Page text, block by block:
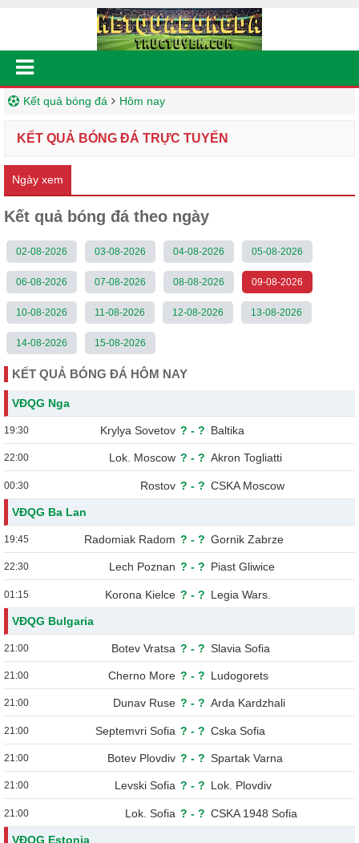
Kết quả bóng đá Hôm nay
KẾT QUẢ BÓNG ĐÁ TRỰC TUYẾN
Ngày xem
Kết quả bóng đá theo ngày
02-08-2026 03-08-2026 04-08-2026 05-08-2026
06-08-2026 07-08-2026 08-08-2026 09-08-2026
10-08-2026 11-08-2026 12-08-2026 13-08-2026
14-08-2026 15-08-2026
KẾT QUẢ BÓNG ĐÁ HÔM NAY
VĐQG Nga
19:30 Krylya Sovetov ? -? Baltika
22:00 Lok. Moscow ? -? Akron Togliatti
00:30 Rostov ? -? CSKA Moscow
VĐQG Ba Lan
19:45 Radomiak Radom ? -? Gornik Zabrze
22:30 Lech Poznan ? -? Piast Gliwice
01:15 Korona Kielce ? -? Legia Wars.
VĐQG Bulgaria
21:00 Botev Vratsa ? -? Slavia Sofia
21:00 Cherno More ? -? Ludogorets
21:00 Dunav Ruse ? -? Arda Kardzhali
21:00 Septemvri Sofia ? -? Cska Sofia
21:00 Botev Plovdiv ? -? Spartak Varna
21:00 Levski Sofia ? -? Lok. Plovdiv
21:00 Lok. Sofia ? -? CSKA 1948 Sofia
VĐQG Estonia